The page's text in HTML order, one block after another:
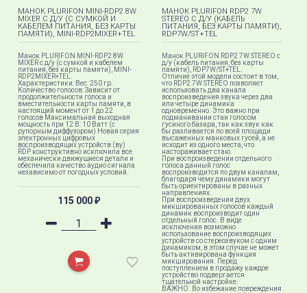
МАНОК PLURIFON MINI-RDP2 8W
MIXER С Д/У (С СУМКОЙ И
КАБЕЛЕМ ПИТАНИЯ, БЕЗ КАРТЫ
ПАМЯТИ), MINI-RDP2MIXER+TEL
Манок PLURIFON MINI-RDP2 8W
MIXER с д/у (с сумкой и кабелем
питания, без карты памяти), MINI-
RDP2MIXER+TEL.
Характеристики: Вес: 250 гр.
Количество голосов: Зависит от
продолжительности голоса и
вместительности карты памяти, в
настоящий момент от 1 до 22
голосов Максимальная выходная
мощность при 12 В: 10 Ватт (с
рупорным диффузором) Новая серия
электронных цифровых
воспроизводящих устройств (ву)
RDP конструктивно исключила все
механически движущиеся детали и
обеспечила качество аудио сигнала
независимо от погодных условий.
115 000 ₽
МАНОК PLURIFON RDP2 7W
STEREO С Д/У (КАБЕЛЬ
ПИТАНИЯ, БЕЗ КАРТЫ ПАМЯТИ),
RDP7W/ST+TEL
Манок PLURIFON RDP2 7W STEREO с
д/у (кабель питания, без карты
памяти), RDP7W/ST+TEL.
Отличие этой модели состоит в том,
что RDP2 7W STEREO позволяет
использовать два канала
воспроизведения звука через два
или четыре динамика
одновременно. Это важно при
подманивании стаи голосом
гусиного базара, так как звук как
бы разливается по всей площади
высаженных манковых гусей, а не
исходит из одного места, что
настораживает стаю.
При воспроизведении отдельного
голоса данный голос
воспроизводится по двум каналам,
благодаря чему динамики могут
быть ориентированы в разных
направлениях.
При воспроизведении двух
микшированных голосов каждый
динамик воспроизводит один
отдельный голос. В виде
исключения возможно
использование воспроизводящих
устройств со стереозвуком с одним
динамиком, в этом случае не может
быть активирована функция
микширования. Перед
поступлением в продажу каждое
устройство подвергается
тщательной настройке.
ВАЖНО. Во избежание повреждения